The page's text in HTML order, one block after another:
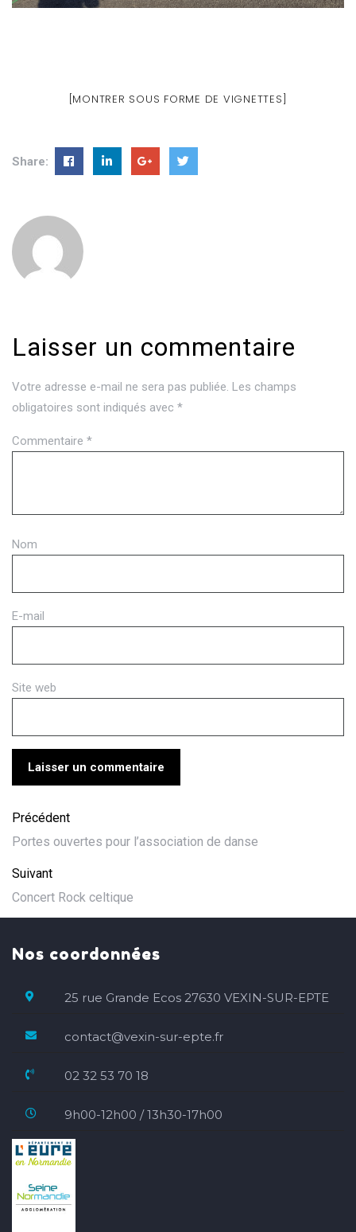
[MONTRER SOUS FORME DE VIGNETTES]
Share:
Laisser un commentaire
Votre adresse e-mail ne sera pas publiée. Les champs
obligatoires sont indiqués avec *
Commentaire *
Nom
E-mail
Site web
Précédent
Portes ouvertes pour l’association de danse
Suivant
Concert Rock celtique
Nos coordonnées
25 rue Grande Ecos 27630 VEXIN-SUR-EPTE
contact@vexin-sur-epte.fr
02 32 53 70 18
9h00-12h00 / 13h30-17h00